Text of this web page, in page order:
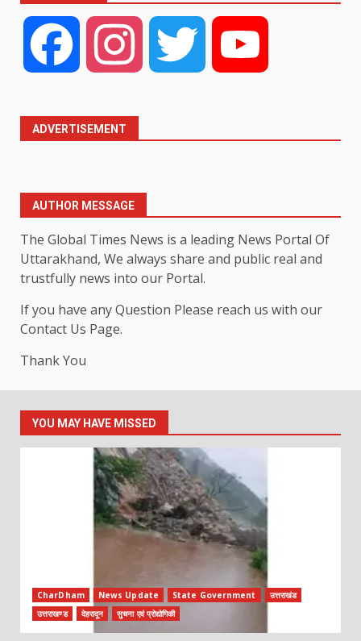
Facebook Instagram Twitter
ADVERTISEMENT
AUTHOR MESSAGE
The Global Times News is a leading News Portal Of
Uttarakhand, We always share and public real and
trustfully news into our Portal.
If you have any Question Please reach us with our
Contact Us Page.
Thank You
YOU MAY HAVE MISSED
CharDham News Update State Government
उत्तराखंड
उत्तराखण्ड
देहरादून सुचना एवं प्रोद्योगिकी